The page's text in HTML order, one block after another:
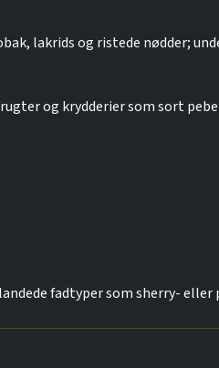
lakrids og ristede nødder;
og krydderier som sort
fadtyper som sherry- eller